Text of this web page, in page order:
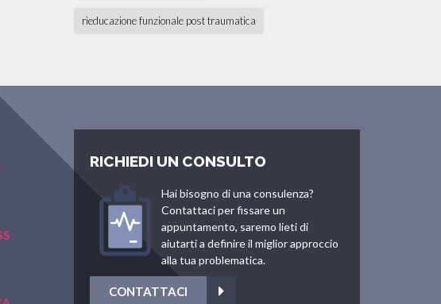
rieducazione funzionale post traumatica
RICHIEDI UN CONSULTO
Hai bisogno di una consulenza?
Contattaci per fissare un
appuntamento, saremo lieti di
aiutarti a definire il miglior approccio
alla tua problematica.
CONTATTACI